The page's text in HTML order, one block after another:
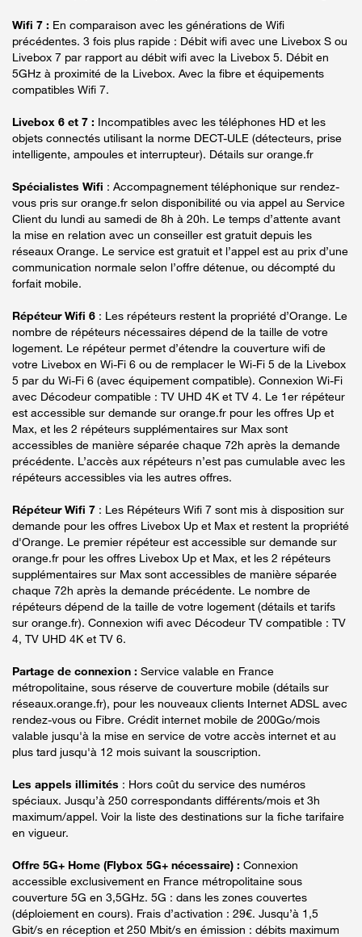
Wifi 7 : En comparaison avec les générations de Wifi
précédentes. 3 fois plus rapide : Débit wifi avec une Livebox S ou
Livebox 7 par rapport au débit wifi avec la Livebox 5. Débit en
5GHz à proximité de la Livebox. Avec la fibre et équipements
compatibles Wifi 7.
Livebox 6 et 7 : Incompatibles avec les téléphones HD et les
objets connectés utilisant la norme DECT-ULE (détecteurs, prise
intelligente, ampoules et interrupteur). Détails sur orange.fr
Spécialistes Wifi : Accompagnement téléphonique sur rendez-
vous pris sur orange.fr selon disponibilité ou via appel au Service
Client du lundi au samedi de 8h à 20h. Le temps d’attente avant
la mise en relation avec un conseiller est gratuit depuis les
réseaux Orange. Le service est gratuit et l’appel est au prix d’une
communication normale selon l’offre détenue, ou décompté du
forfait mobile.
Répéteur Wifi 6 : Les répéteurs restent la propriété d’Orange. Le
nombre de répéteurs nécessaires dépend de la taille de votre
logement. Le répéteur permet d’étendre la couverture wifi de
votre Livebox en Wi-Fi 6 ou de remplacer le Wi-Fi 5 de la Livebox
5 par du Wi-Fi 6 (avec équipement compatible). Connexion Wi-Fi
avec Décodeur compatible : TV UHD 4K et TV 4. Le 1er répéteur
est accessible sur demande sur orange.fr pour les offres Up et
Max, et les 2 répéteurs supplémentaires sur Max sont
accessibles de manière séparée chaque 72h après la demande
précédente. L’accès aux répéteurs n’est pas cumulable avec les
répéteurs accessibles via les autres offres.
Répéteur Wifi 7 : Les Répéteurs Wifi 7 sont mis à disposition sur
demande pour les offres Livebox Up et Max et restent la propriété
d'Orange. Le premier répéteur est accessible sur demande sur
orange.fr pour les offres Livebox Up et Max, et les 2 répéteurs
supplémentaires sur Max sont accessibles de manière séparée
chaque 72h après la demande précédente. Le nombre de
répéteurs dépend de la taille de votre logement (détails et tarifs
sur orange.fr). Connexion wifi avec Décodeur TV compatible : TV
4, TV UHD 4K et TV 6.
Partage de connexion : Service valable en France
métropolitaine, sous réserve de couverture mobile (détails sur
réseaux.orange.fr), pour les nouveaux clients Internet ADSL avec
rendez-vous ou Fibre. Crédit internet mobile de 200Go/mois
valable jusqu'à la mise en service de votre accès internet et au
plus tard jusqu'à 12 mois suivant la souscription.
Les appels illimités : Hors coût du service des numéros
spéciaux. Jusqu’à 250 correspondants différents/mois et 3h
maximum/appel. Voir la liste des destinations sur la fiche tarifaire
en vigueur.
Offre 5G+ Home (Flybox 5G+ nécessaire) : Connexion
accessible exclusivement en France métropolitaine sous
couverture 5G en 3,5GHz. 5G : dans les zones couvertes
(déploiement en cours). Frais d’activation : 29€. Jusqu’à 1,5
Gbit/s en réception et 250 Mbit/s en émission : débits maximum